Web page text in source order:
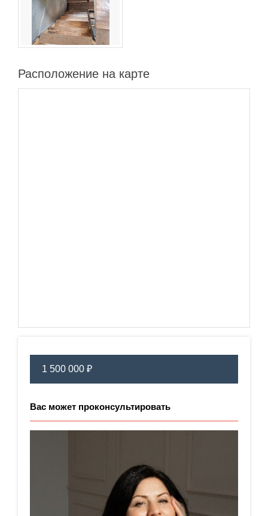
Расположение на карте
1 500 000 ₽
Вас может проконсультировать